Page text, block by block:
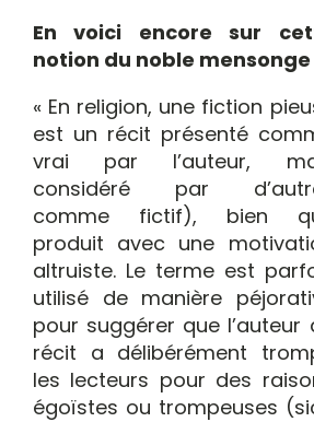
En voici encore sur
notion du noble mensonge
« En religion, une fiction
est un récit présenté
vrai par l’auteur,
considéré par
comme fictif), bien
produit avec une
altruiste. Le terme est
utilisé de manière
pour suggérer que l’auteur
récit a délibérément
les lecteurs pour des
égoïstes ou trompeuses